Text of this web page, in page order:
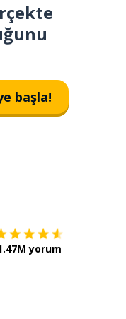
başla!
yorum